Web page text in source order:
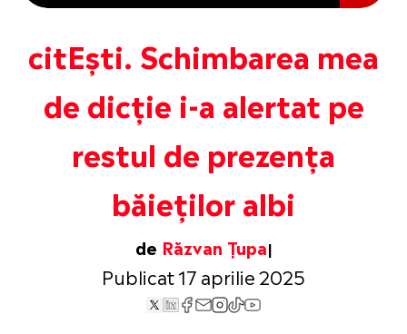
citEști. Schimbarea mea
de dicție i-a alertat pe
restul de prezența
băieților albi
de Răzvan Țupa
Publicat 17 aprilie 2025